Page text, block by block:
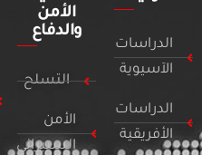
الدراسات
الآسيوية
الدراسات
الأفريقية
الأمن
والدفاع
التسلح
الأمن
السيبراني